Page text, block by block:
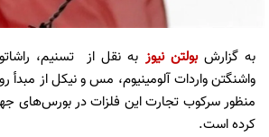
به گزارشبولتن نیوز به نقل از تسنیم،
واشنگتن واردات آلومینیوم، مس و نیکل از مبدأ
منظور سرکوب تجارت این فلزات در بورس‌های
کرده است.